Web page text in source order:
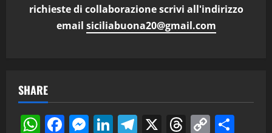
richieste di collaborazione scrivi all'indirizzo
email siciliabuona20@gmail.com
SHARE
WhatsApp
Facebook
Messenger
LinkedIn
Telegram
X Threads
Copy